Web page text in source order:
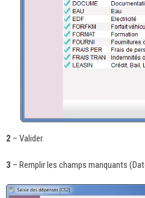
2 – Valider.
3 – Remplir les champs manquants